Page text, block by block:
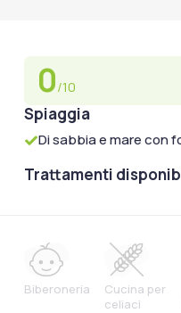
0/10
Spiaggia
Di sabbia e mare con
Trattamenti
Biberoneria
Cucina per
celiaci